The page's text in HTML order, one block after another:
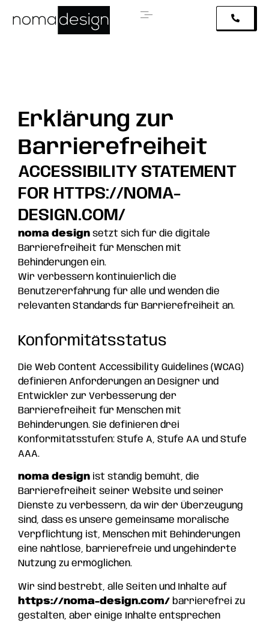
Erklärung zur
Barrierefreiheit
ACCESSIBILITY STATEMENT
FOR HTTPS://NOMA-
DESIGN.COM/
noma design setzt sich für die digitale
Barrierefreiheit für Menschen mit
Behinderungen ein.
Wir verbessern kontinuierlich die
Benutzererfahrung für alle und wenden die
relevanten Standards für Barrierefreiheit an.
Konformitätsstatus
Die Web Content Accessibility Guidelines (WCAG)
definieren Anforderungen an Designer und
Entwickler zur Verbesserung der
Barrierefreiheit für Menschen mit
Behinderungen. Sie definieren drei
Konformitätsstufen: Stufe A, Stufe AA und Stufe
AAA.
noma design ist ständig bemüht, die
Barrierefreiheit seiner Website und seiner
Dienste zu verbessern, da wir der Überzeugung
sind, dass es unsere gemeinsame moralische
Verpflichtung ist, Menschen mit Behinderungen
eine nahtlose, barrierefreie und ungehinderte
Nutzung zu ermöglichen.
Wir sind bestrebt, alle Seiten und Inhalte auf
https://noma-design.com/ barrierefrei zu
gestalten, aber einige Inhalte entsprechen